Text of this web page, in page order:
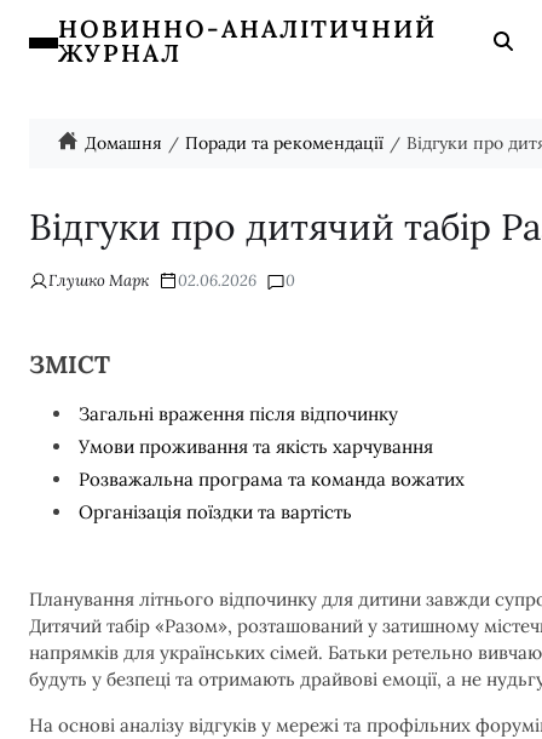
НОВИННО-АНАЛІТИЧНИЙ
ЖУРНАЛ
Домашня Поради та рекомендації Відгуки про
Відгуки про дитячий табір
Глушко Марк 02.06.2026 0
ЗМІСТ
Загальні враження після відпочинку
Умови проживання та якість харчування
Розважальна програма та команда вожатих
Організація поїздки та вартість
Планування літнього відпочинку для дитини завжди
Дитячий табір «Разом», розташований у затишному
напрямків для українських сімей. Батьки ретельно
будуть у безпеці та отримають драйвові емоції, а не
На основі аналізу відгуків у мережі та профільних